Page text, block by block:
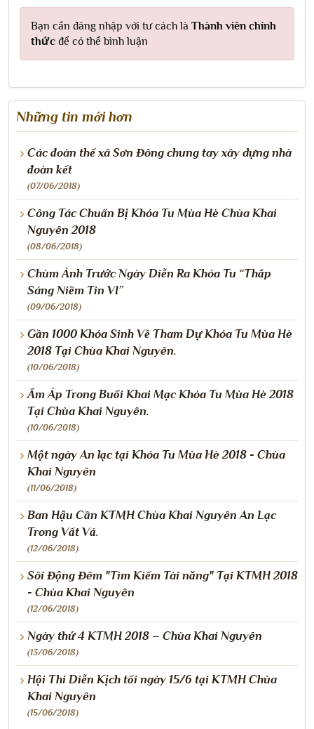
Bạn cần đăng nhập với tư cách là Thành viên chính
thức để có thể bình luận
Những tin mới hơn
Các đoàn thể xã Sơn Đông chung tay xây dựng nhà
đoàn kết
(07/06/2018)
Công Tác Chuẩn Bị Khóa Tu Mùa Hè Chùa Khai
Nguyên 2018
(08/06/2018)
Chùm Ảnh Trước Ngày Diễn Ra Khóa Tu “Thắp
Sáng Niềm Tin VI”
(09/06/2018)
Gần 1000 Khóa Sinh Về Tham Dự Khóa Tu Mùa Hè
2018 Tại Chùa Khai Nguyên.
(10/06/2018)
Ấm Áp Trong Buổi Khai Mạc Khóa Tu Mùa Hè 2018
Tại Chùa Khai Nguyên.
(10/06/2018)
Một ngày An lạc tại Khóa Tu Mùa Hè 2018 - Chùa
Khai Nguyên
(11/06/2018)
Ban Hậu Cần KTMH Chùa Khai Nguyên An Lạc
Trong Vất Vả.
(12/06/2018)
Sôi Động Đêm "Tìm Kiếm Tài năng" Tại KTMH 2018
- Chùa Khai Nguyên
(12/06/2018)
Ngày thứ 4 KTMH 2018 – Chùa Khai Nguyên
(13/06/2018)
Hội Thi Diễn Kịch tối ngày 15/6 tại KTMH Chùa
Khai Nguyên
(15/06/2018)